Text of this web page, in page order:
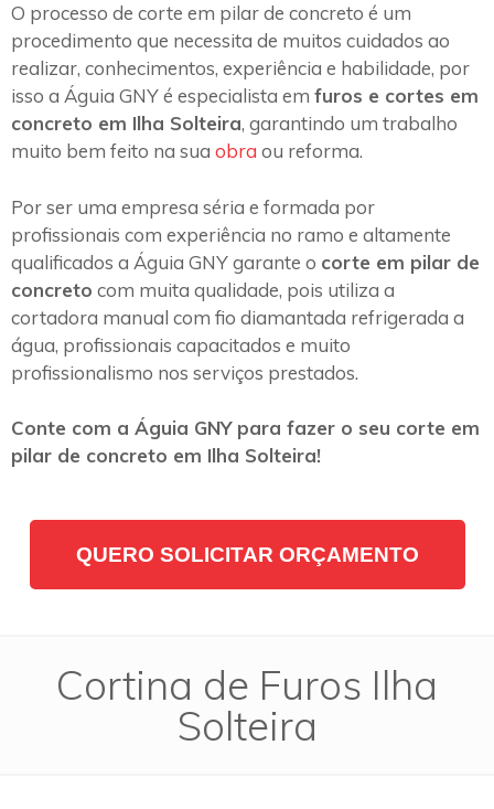
O processo de corte em pilar de concreto é um
procedimento que necessita de muitos cuidados ao
realizar, conhecimentos, experiência e habilidade, por
isso a Águia GNY é especialista em furos e cortes em
concreto em Ilha Solteira, garantindo um trabalho
muito bem feito na sua obra ou reforma.
Por ser uma empresa séria e formada por
profissionais com experiência no ramo e altamente
qualificados a Águia GNY garante o corte em pilar de
concreto com muita qualidade, pois utiliza a
cortadora manual com fio diamantada refrigerada a
água, profissionais capacitados e muito
profissionalismo nos serviços prestados.
Conte com a Águia GNY para fazer o seu corte em
pilar de concreto em Ilha Solteira!
QUERO SOLICITAR ORÇAMENTO
Cortina de Furos Ilha
Solteira